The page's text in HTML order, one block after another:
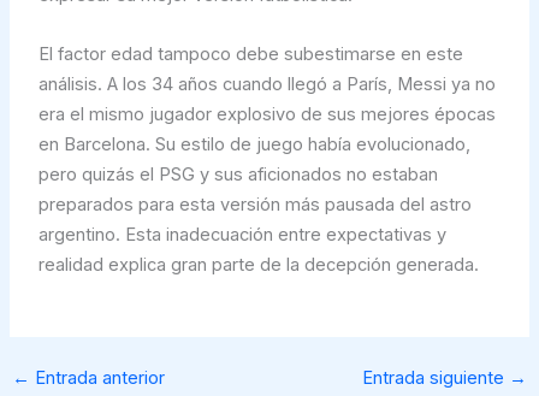
El factor edad tampoco debe subestimarse en este
análisis. A los 34 años cuando llegó a París, Messi ya no
era el mismo jugador explosivo de sus mejores épocas
en Barcelona. Su estilo de juego había evolucionado,
pero quizás el PSG y sus aficionados no estaban
preparados para esta versión más pausada del astro
argentino. Esta inadecuación entre expectativas y
realidad explica gran parte de la decepción generada.
← Entrada anterior Entrada siguiente →